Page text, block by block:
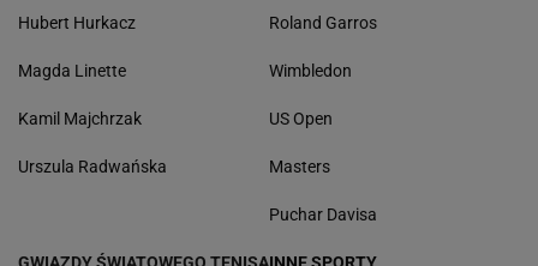
Hubert Hurkacz
Magda Linette
Kamil Majchrzak
Urszula Radwańska
Roland Garros
Wimbledon
US Open
Masters
Puchar Davisa